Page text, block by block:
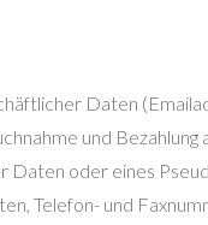
Daten
und
oder eines
Telefon- und